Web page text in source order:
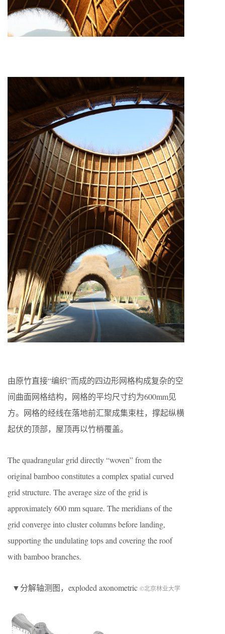
由原竹直接“编织”而成的四边形网格构成复杂的空
间曲面网格结构，网格的平均尺寸约为600mm见
方。网格的经线在落地前汇聚成集束柱，撑起纵横
起伏的顶部，屋顶再以竹梢覆盖。
The quadrangular grid directly “woven” from the
original bamboo constitutes a complex spatial curved
grid structure. The average size of the grid is
approximately 600 mm square. The meridians of the
grid converge into cluster columns before landing,
supporting the undulating tops and covering the roof
with bamboo branches.
▼分解轴测图，exploded axonometric ©北京林业大学